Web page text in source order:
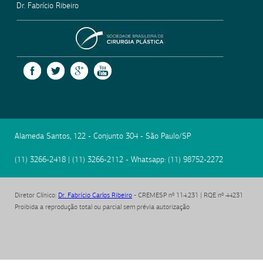
Dr. Fabrício Ribeiro
FACEBOOKTWITTERGOOGLE +
Alameda Santos, 122 - Conjunto 304 - São Paulo/SP
(11) 3266-2418 | (11) 3266-2112 - Whatsapp: (11) 98752-2272
Diretor Clínico: Dr. Fabrício Carlos Ribeiro - CREMESP nº 114.231 | RQE nº 44231
Proibida a reprodução total ou parcial sem prévia autorização